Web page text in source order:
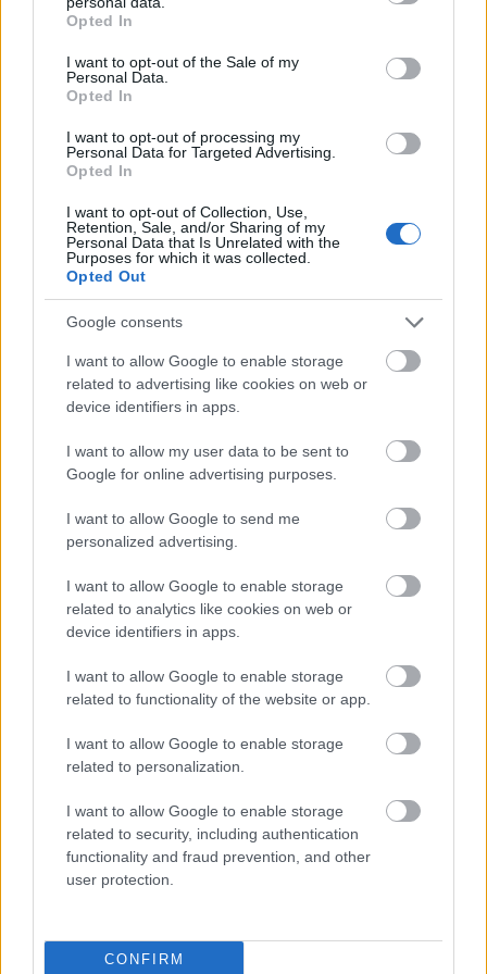
grant or deny consent to Google and its third-party tags to
use your data for below specified purposes in below Google
consent section.
Opted In
I want to opt-out of the Sale of my
Personal Data.
Opted In
I want to opt-out of processing my
Personal Data for Targeted Advertising.
Opted In
I want to opt-out of Collection, Use,
Retention, Sale, and/or Sharing of my
Personal Data that Is Unrelated with the
Purposes for which it was collected.
Opted Out
Google consents
I want to allow Google to enable storage
related to advertising like cookies on web or
device identifiers in apps.
I want to allow my user data to be sent to
Google for online advertising purposes.
I want to allow Google to send me
personalized advertising.
I want to allow Google to enable storage
related to analytics like cookies on web or
device identifiers in apps.
I want to allow Google to enable storage
related to functionality of the website or app.
I want to allow Google to enable storage
related to personalization.
I want to allow Google to enable storage
related to security, including authentication
functionality and fraud prevention, and other
user protection.
CONFIRM
Hva skjer med russerne nå?
neste sesong, gjenstår å se.
1. mars besluttet det internasjonale
skiforbundetFIS å utestenge russiske og
hviterussiske løpere
omgang villeFIS la enkeltutøvere delta
nøytralt flagg. Men etter oppfordring fra den
internasjonale olympiske komité (IOC) besluttet
FIS altså å utestenge dem.
Utestengelsen er en del av de globale sanksjonene
mot Russlands invasjon og krigen i Ukraina.
langløpsserien.
Meld deg på vårt nyhetsbrev
Meld deg på
MEST LEST
r
for
sitt
går
OL-
er seg